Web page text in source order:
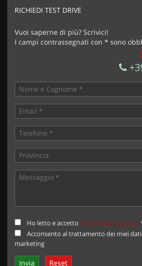
RICHIEDI TEST DRIVE
Vuoi saperne di più? Scrivici!
I campi contrassegnati con * sono
Ho letto e accetto l'informativa privacy
Acconsento al trattamento dei miei
marketing